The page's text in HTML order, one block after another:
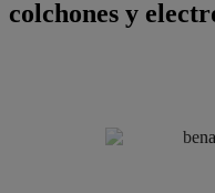
colchones y